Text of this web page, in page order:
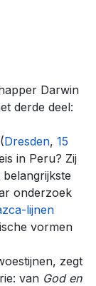
Darwin
derde deel:
Dresden, 15
in Peru? Zij
onderzoek
lijnen
vormen
zegt
van God en